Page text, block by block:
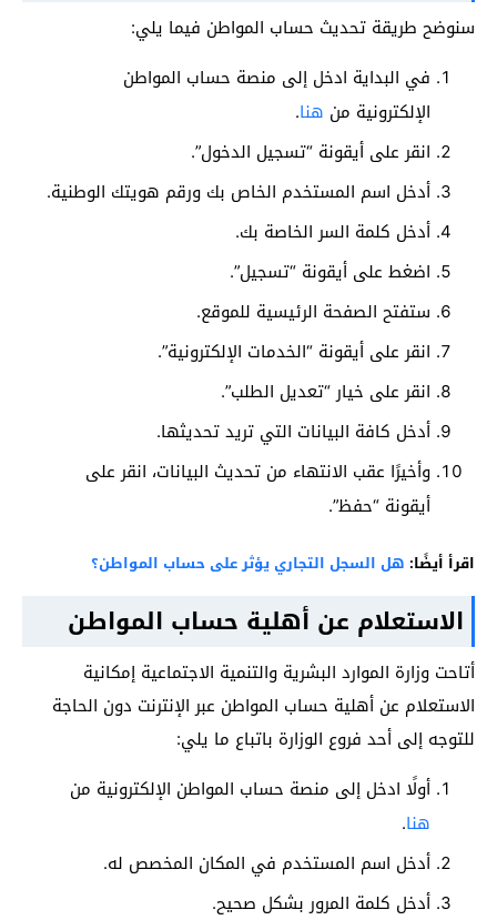
سنوضح طريقة تحديث حساب المواطن فيما يلي:
في البداية ادخل إلى منصة حساب المواطن
الإلكترونية من هنا.
انقر على أيقونة “تسجيل الدخول”.
أدخل اسم المستخدم الخاص بك ورقم هويتك الوطنية.
أدخل كلمة السر الخاصة بك.
اضغط على أيقونة “تسجيل”.
ستفتح الصفحة الرئيسية للموقع.
انقر على أيقونة “الخدمات الإلكترونية”.
انقر على خيار “تعديل الطلب”.
أدخل كافة البيانات التي تريد تحديثها.
وأخيرًا عقب الانتهاء من تحديث البيانات، انقر على
أيقونة “حفظ”.
اقرأ أيضًا: هل السجل التجاري يؤثر على حساب المواطن؟
الاستعلام عن أهلية حساب المواطن
أتاحت وزارة الموارد البشرية والتنمية الاجتماعية إمكانية
الاستعلام عن أهلية حساب المواطن عبر الإنترنت دون الحاجة
للتوجه إلى أحد فروع الوزارة باتباع ما يلي:
أولًا ادخل إلى منصة حساب المواطن الإلكترونية من
هنا.
أدخل اسم المستخدم في المكان المخصص له.
أدخل كلمة المرور بشكل صحيح.